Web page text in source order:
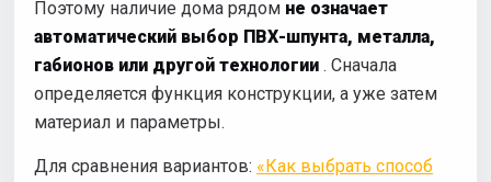
Поэтому наличие дома рядом не означает
автоматический выбор ПВХ-шпунта, металла,
габионов или другой технологии . Сначала
определяется функция конструкции, а уже затем
материал и параметры.
Для сравнения вариантов: «Как выбрать способ